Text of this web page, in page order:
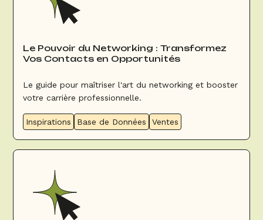
Le Pouvoir du Networking : Transformez
Vos Contacts en Opportunités
Le guide pour maîtriser l'art du networking et booster
votre carrière professionnelle.
Inspirations Base de Données Ventes